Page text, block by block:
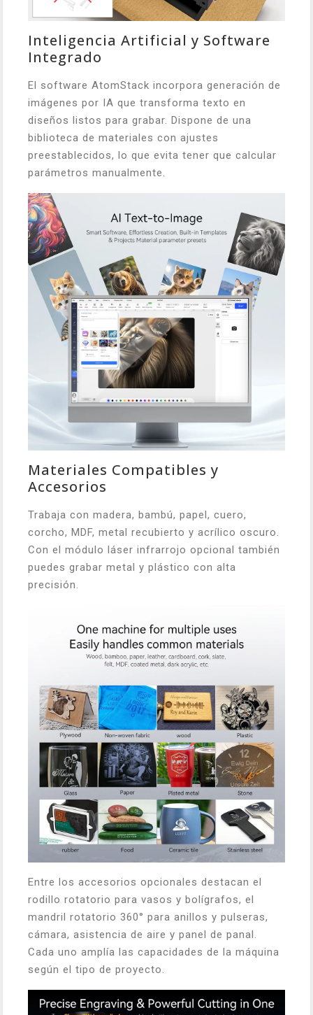
Inteligencia Artificial y Software
Integrado
El software AtomStack incorpora generación de
imágenes por IA que transforma texto en
diseños listos para grabar. Dispone de una
biblioteca de materiales con ajustes
preestablecidos, lo que evita tener que calcular
parámetros manualmente.
Materiales Compatibles y
Accesorios
Trabaja con madera, bambú, papel, cuero,
corcho, MDF, metal recubierto y acrílico oscuro.
Con el módulo láser infrarrojo opcional también
puedes grabar metal y plástico con alta
precisión.
Entre los accesorios opcionales destacan el
rodillo rotatorio para vasos y bolígrafos, el
mandril rotatorio 360° para anillos y pulseras,
cámara, asistencia de aire y panel de panal.
Cada uno amplía las capacidades de la máquina
según el tipo de proyecto.